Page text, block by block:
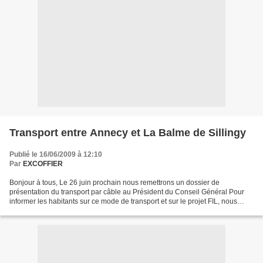
Transport entre Annecy et La Balme de Sillingy
Publié le 16/06/2009 à 12:10
Par EXCOFFIER
Bonjour à tous, Le 26 juin prochain nous remettrons un dossier de
présentation du transport par câble au Président du Conseil Général Pour
informer les habitants sur ce mode de transport et sur le projet FIL, nous